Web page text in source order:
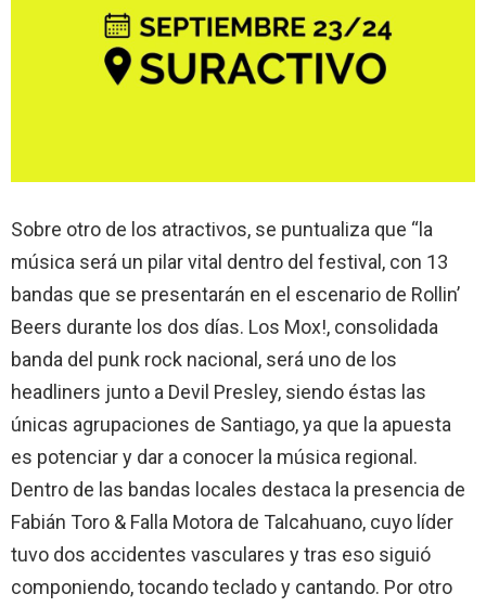
Sobre otro de los atractivos, se puntualiza que “la
música será un pilar vital dentro del festival, con 13
bandas que se presentarán en el escenario de Rollin’
Beers durante los dos días. Los Mox!, consolidada
banda del punk rock nacional, será uno de los
headliners junto a Devil Presley, siendo éstas las
únicas agrupaciones de Santiago, ya que la apuesta
es potenciar y dar a conocer la música regional.
Dentro de las bandas locales destaca la presencia de
Fabián Toro & Falla Motora de Talcahuano, cuyo líder
tuvo dos accidentes vasculares y tras eso siguió
componiendo, tocando teclado y cantando. Por otro